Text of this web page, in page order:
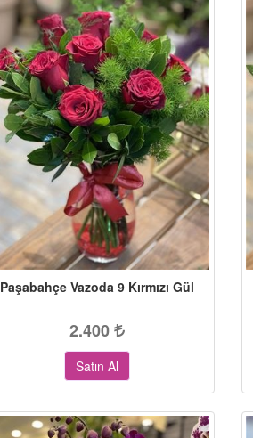
Paşabahçe Vazoda 9 Kırmızı Gül
2.400
Satın Al